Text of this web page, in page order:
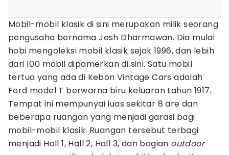
Mobil-mobil klasik di sini merupakan milik seorang
pengusaha bernama Josh Dharmawan. Dia mulai
hobi mengoleksi mobil klasik sejak 1996, dan lebih
dari 100 mobil dipamerkan di sini. Satu mobil
tertua yang ada di Kebon Vintage Cars adalah
Ford model T berwarna biru keluaran tahun 1917.
Tempat ini mempunyai luas sekitar 8 are dan
beberapa ruangan yang menjadi garasi bagi
mobil-mobil klasik. Ruangan tersebut terbagi
menjadi Hall 1, Hall 2, Hall 3, dan bagian outdoor